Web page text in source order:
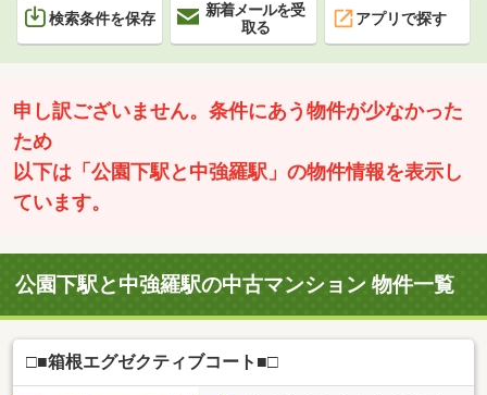
検索条件を保存
新着メールを受
取る
アプリで探す
申し訳ございません。条件にあう物件が少なかった
ため
以下は「公園下駅と中強羅駅」の物件情報を表示し
ています。
公園下駅と中強羅駅の中古マンション 物件一覧
□■箱根エグゼクティブコート■□